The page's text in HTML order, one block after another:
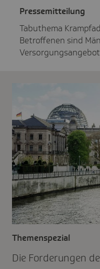
Pres­se­mit­tei­lung
Tabuthema
Betroffenen sind
Die Forde­rungen
Themenspezial